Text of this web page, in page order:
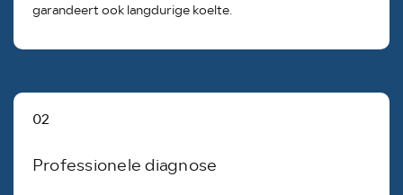
garandeert ook langdurige koelte.
02
Professionele diagnose